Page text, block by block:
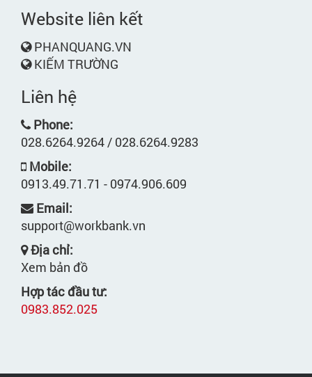
Website liên kết
PHANQUANG.VN
KIẾM TRƯỜNG
Liên hệ
Phone:
028.6264.9264 / 028.6264.9283
Mobile:
0913.49.71.71 - 0974.906.609
Email:
support@workbank.vn
Địa chỉ:
Xem bản đồ
Hợp tác đầu tư:
0983.852.025